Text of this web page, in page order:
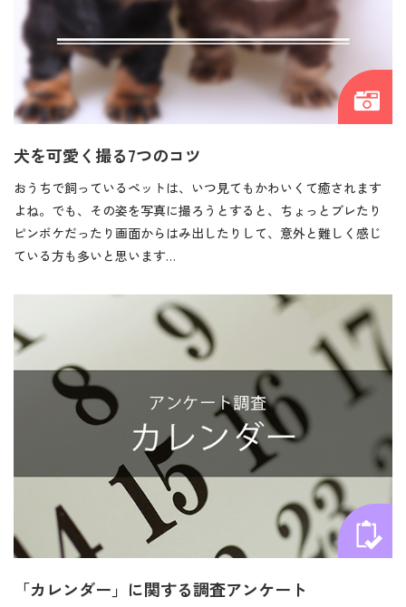
犬を可愛く撮る7つのコツ
おうちで飼っているペットは、いつ見てもかわいくて癒されます
よね。でも、その姿を写真に撮ろうとすると、ちょっとブレたり
ピンボケだったり画面からはみ出したりして、意外と難しく感じ
ている方も多いと思います…
「カレンダー」に関する調査アンケート